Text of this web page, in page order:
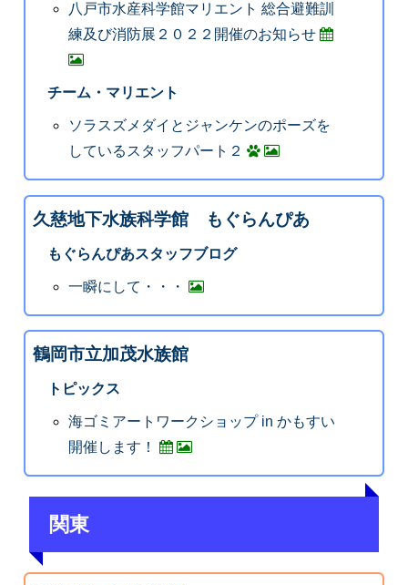
八戸市水産科学館マリエント 総合避難訓
練及び消防展２０２２開催のお知らせ
チーム・マリエント
ソラスズメダイとジャンケンのポーズを
しているスタッフパート２
久慈地下水族科学館 もぐらんぴあ
もぐらんぴあスタッフブログ
一瞬にして・・・
鶴岡市立加茂水族館
トピックス
海ゴミアートワークショップ in かもすい
開催します！
関東